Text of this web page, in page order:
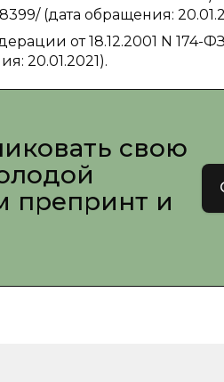
(дата обращения:
от 18.12.2001 N 174-ФЗ
20.01.2021).
свою
препринт и